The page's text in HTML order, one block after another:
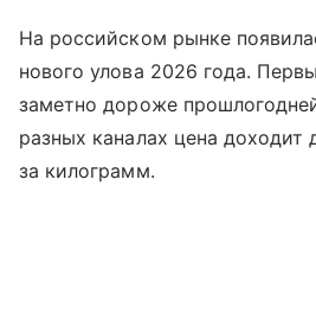
На российском рынке
нового улова 2026 года.
заметно дороже
разных каналах цена доходит
за килограмм.